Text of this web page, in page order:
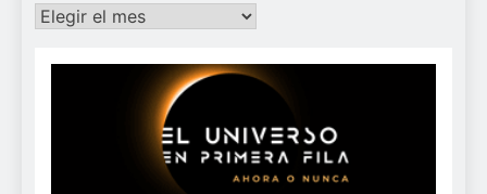
Archivos